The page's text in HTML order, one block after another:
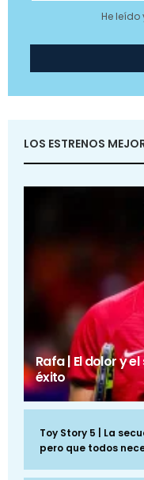
He leído
LOS ESTRENOS
Rafa | El dolor y
éxito
Toy Story 5 | La
pero que todos